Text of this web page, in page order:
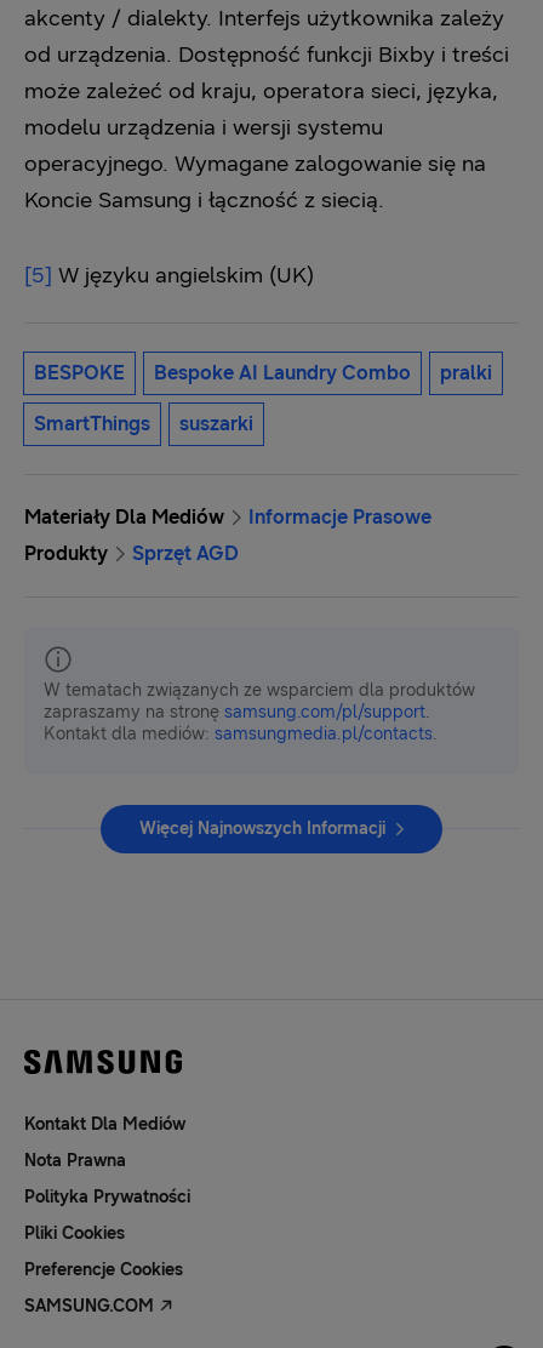
akcenty / dialekty. Interfejs użytkownika zależy
od urządzenia. Dostępność funkcji Bixby i treści
może zależeć od kraju, operatora sieci, języka,
modelu urządzenia i wersji systemu
operacyjnego. Wymagane zalogowanie się na
Koncie Samsung i łączność z siecią.
[5] W języku angielskim (UK)
BESPOKE Bespoke AI Laundry Combo pralki
SmartThings suszarki
Materiały Dla Mediów
Informacje Prasowe
Produkty
Sprzęt AGD
W tematach związanych ze wsparciem dla produktów
zapraszamy na stronę samsung.com/pl/support.
Kontakt dla mediów: samsungmedia.pl/contacts.
Więcej Najnowszych Informacji
Kontakt Dla Mediów
Nota Prawna
Polityka Prywatności
Pliki Cookies
Preferencje Cookies
SAMSUNG.COM